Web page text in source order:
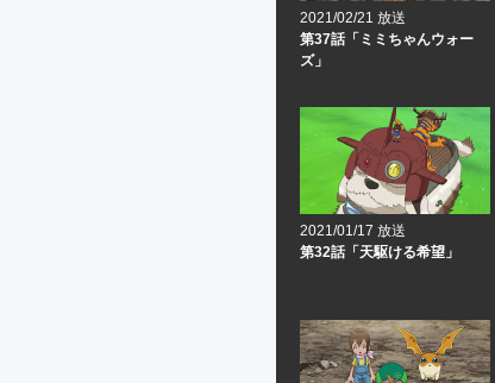
2021/02/21 放送
第37話「ミミちゃんウォー
ズ」
2021/01/17 放送
第32話「天駆ける希望」